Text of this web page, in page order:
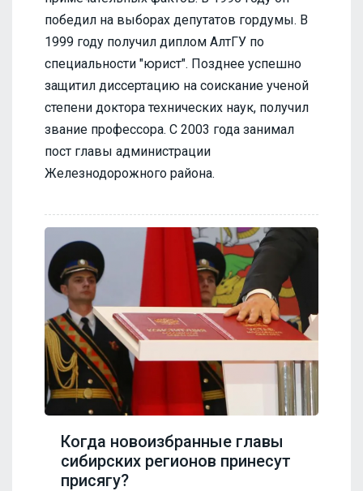
победил на выборах депутатов гордумы. В
1999 году получил диплом АлтГУ по
специальности "юрист". Позднее успешно
защитил диссертацию на соискание ученой
степени доктора технических наук, получил
звание профессора. С 2003 года занимал
пост главы администрации
Железнодорожного района.
Когда новоизбранные главы
сибирских регионов принесут
присягу?